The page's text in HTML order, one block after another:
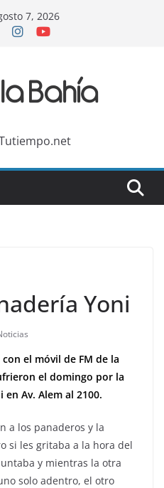
7, 2026
Yoni
el móvil de FM de la
el domingo por la
Av. Alem al 2100.
a los panaderos y la
si les gritaba a la hora del
y mientras la otra
solo adentro, el otro